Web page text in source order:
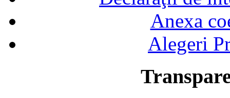
Anexa
Alegeri